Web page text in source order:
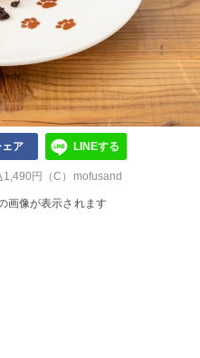
ェア LINEする
円（C）mofusand
画像が表示されます